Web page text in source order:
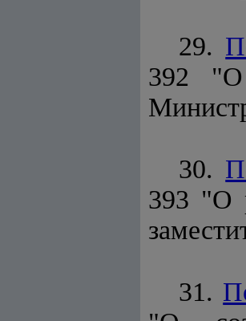
29.
392 "О
30.
393 "О
31.